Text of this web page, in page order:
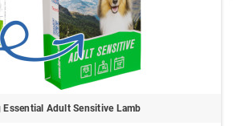
Essential Adult Sensitive Lamb